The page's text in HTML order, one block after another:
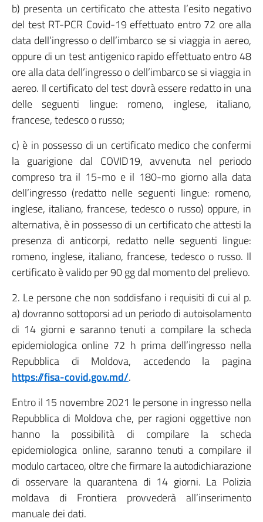
b) presenta un certificato che attesta l’esito negativo
del test RT-PCR Covid-19 effettuato entro 72 ore alla
data dell’ingresso o dell’imbarco se si viaggia in aereo,
oppure di un test antigenico rapido effettuato entro 48
ore alla data dell’ingresso o dell’imbarco se si viaggia in
aereo. Il certificato del test dovrà essere redatto in una
delle seguenti lingue: romeno, inglese, italiano,
francese, tedesco o russo;
c) è in possesso di un certificato medico che confermi
la guarigione dal COVID19, avvenuta nel periodo
compreso tra il 15-mo e il 180-mo giorno alla data
dell’ingresso (redatto nelle seguenti lingue: romeno,
inglese, italiano, francese, tedesco o russo) oppure, in
alternativa, è in possesso di un certificato che attesti la
presenza di anticorpi, redatto nelle seguenti lingue:
romeno, inglese, italiano, francese, tedesco o russo. Il
certificato è valido per 90 gg dal momento del prelievo.
2. Le persone che non soddisfano i requisiti di cui al p.
a) dovranno sottoporsi ad un periodo di autoisolamento
di 14 giorni e saranno tenuti a compilare la scheda
epidemiologica online 72 h prima dell’ingresso nella
Repubblica di Moldova, accedendo la pagina
https://fisa-covid.gov.md/.
Entro il 15 novembre 2021 le persone in ingresso nella
Repubblica di Moldova che, per ragioni oggettive non
hanno la possibilità di compilare la scheda
epidemiologica online, saranno tenuti a compilare il
modulo cartaceo, oltre che firmare la autodichiarazione
di osservare la quarantena di 14 giorni. La Polizia
moldava di Frontiera provvederà all’inserimento
manuale dei dati.